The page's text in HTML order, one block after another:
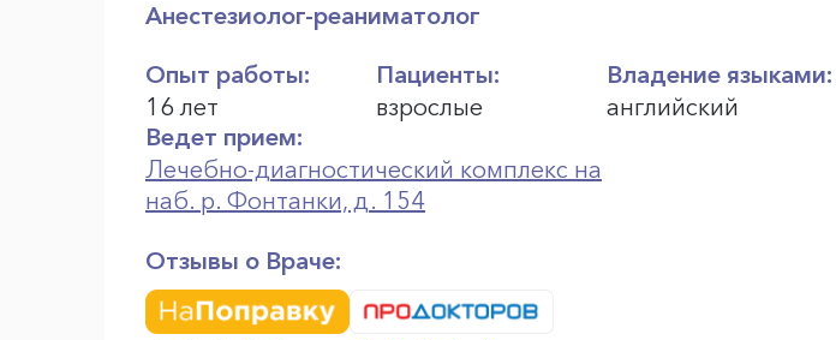
Анестезиолог-реаниматолог
Опыт работы:
16 лет
Пациенты:
взрослые
Владение языками:
английский
Ведет прием:
Лечебно-диагностический комплекс на
наб. р. Фонтанки, д. 154
Отзывы о Враче: